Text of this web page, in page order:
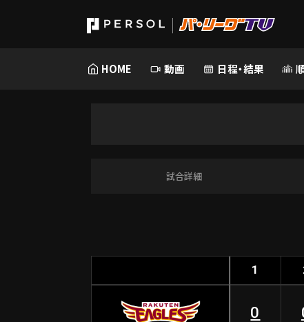
HOME 動画 日程・結果
試合詳細
1
0